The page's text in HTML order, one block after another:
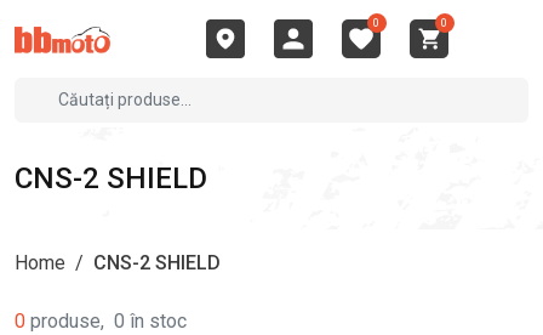
0 0
CNS-2 SHIELD
Home / CNS-2 SHIELD
0 produse, 0 în stoc